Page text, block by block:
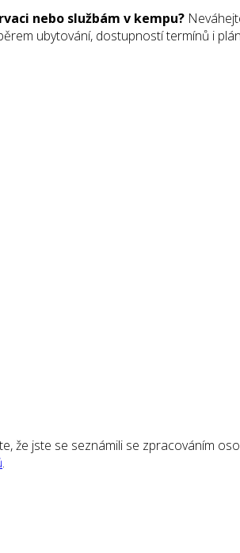
nebo službám v kempu?
ubytování, dostupností termínů i
že jste se seznámili se zpracováním
.